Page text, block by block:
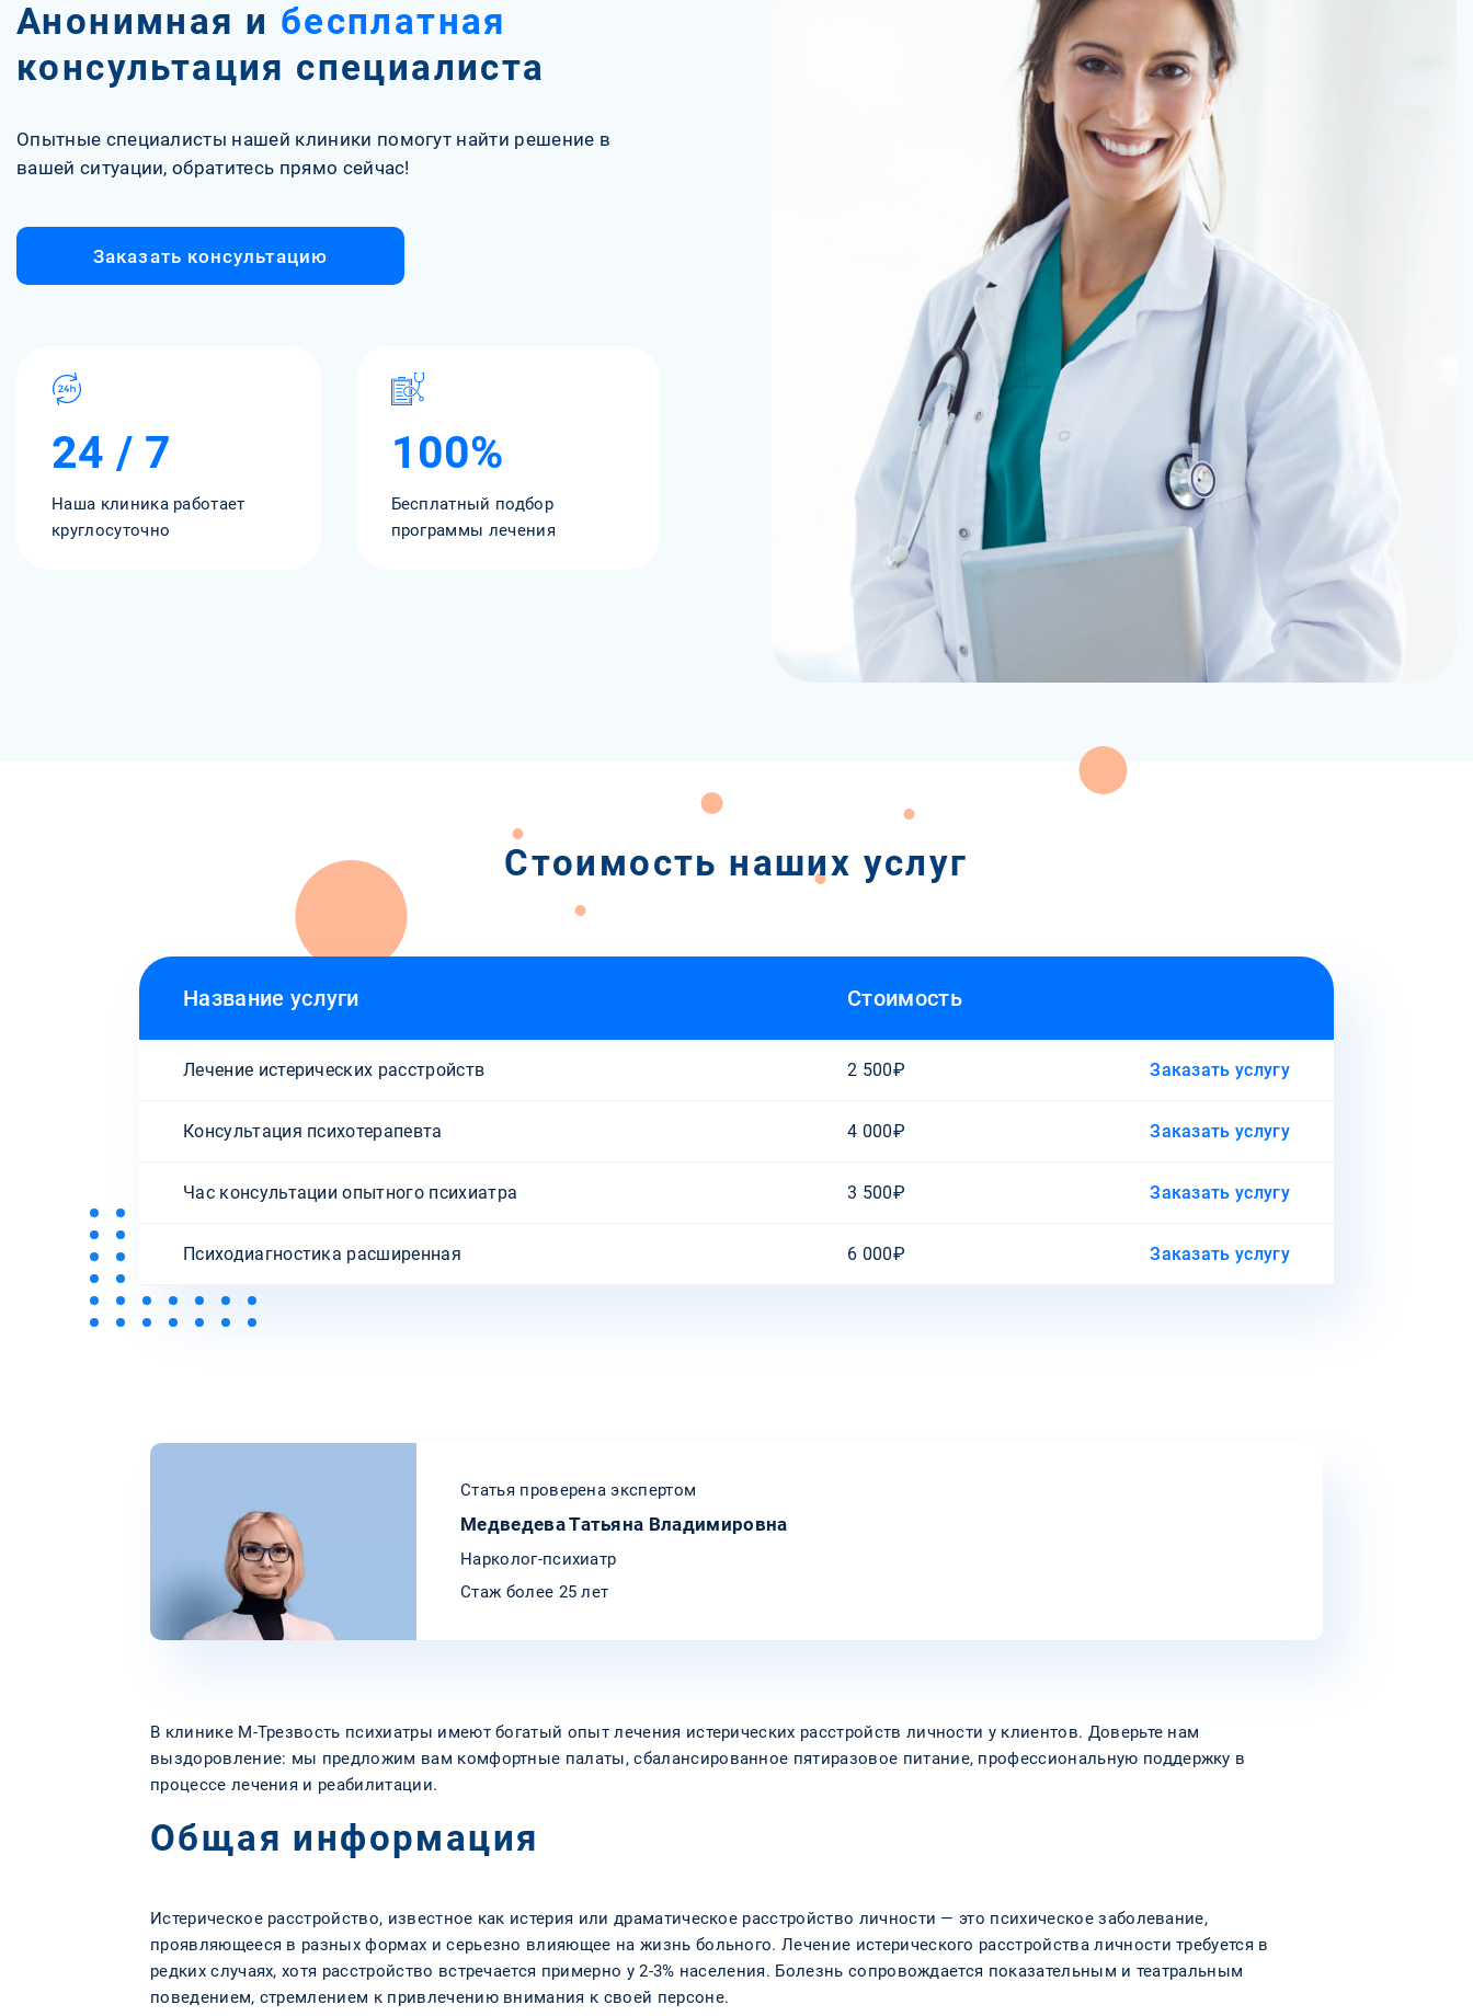
Анонимная и бесплатная
консультация специалиста
Опытные специалисты нашей клиники помогут найти решение в
вашей ситуации, обратитесь прямо сейчас!
Заказать консультацию
24 / 7
Наша клиника работает
круглосуточно
100%
Бесплатный подбор
программы лечения
Стоимость наших услуг
Название услуги Стоимость
Лечение истерических расстройств 2 500₽ Заказать услугу
Консультация психотерапевта 4 000₽ Заказать услугу
Час консультации опытного психиатра 3 500₽ Заказать услугу
Психодиагностика расширенная 6 000₽ Заказать услугу
Статья проверена экспертом
Медведева Татьяна Владимировна
Нарколог-психиатр
Стаж более 25 лет
В клинике М-Трезвость психиатры имеют богатый опыт лечения истерических расстройств личности у клиентов. Доверьте нам
выздоровление: мы предложим вам комфортные палаты, сбалансированное пятиразовое питание, профессиональную поддержку в
процессе лечения и реабилитации.
Общая информация
Истерическое расстройство, известное как истерия или драматическое расстройство личности — это психическое заболевание,
проявляющееся в разных формах и серьезно влияющее на жизнь больного. Лечение истерического расстройства личности требуется в
редких случаях, хотя расстройство встречается примерно у 2-3% населения. Болезнь сопровождается показательным и театральным
поведением, стремлением к привлечению внимания к своей персоне.